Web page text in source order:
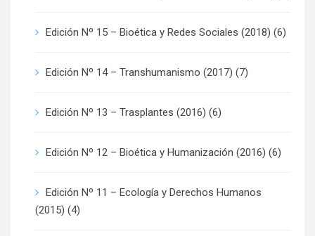
Edición Nº 15 – Bioética y Redes Sociales (2018) (6)
Edición Nº 14 – Transhumanismo (2017) (7)
Edición Nº 13 – Trasplantes (2016) (6)
Edición Nº 12 – Bioética y Humanización (2016) (6)
Edición Nº 11 – Ecología y Derechos Humanos
(2015) (4)